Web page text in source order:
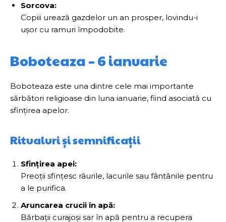
Sorcova:
Copiii urează gazdelor un an prosper, lovindu-i
ușor cu ramuri împodobite.
Boboteaza – 6 ianuarie
Boboteaza este una dintre cele mai importante
sărbători religioase din luna ianuarie, fiind asociată cu
sfințirea apelor.
Ritualuri și semnificații
Sfințirea apei:
Preoții sfințesc râurile, lacurile sau fântânile pentru
a le purifica.
Aruncarea crucii în apă:
Bărbații curajoși sar în apă pentru a recupera